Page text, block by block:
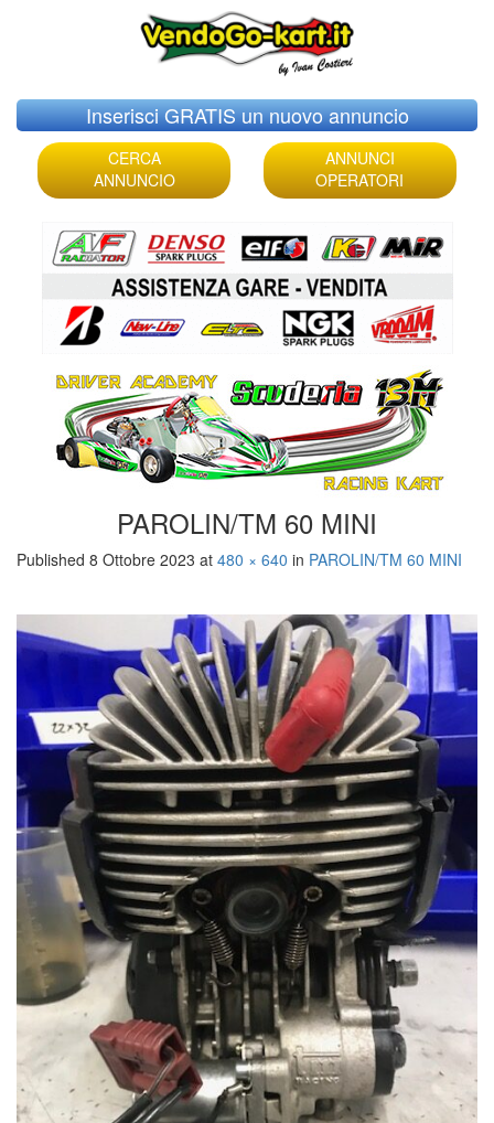
Skip
to
content
Inserisci GRATIS un nuovo annuncio
CERCA
ANNUNCIO
ANNUNCI
OPERATORI
PAROLIN/TM 60 MINI
Published 8 Ottobre 2023 at 480 × 640 in PAROLIN/TM 60 MINI